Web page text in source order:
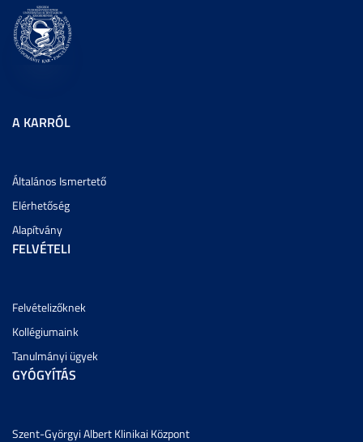
A KARRÓL
Általános Ismertető
Elérhetőség
Alapítvány
FELVÉTELI
Felvételizőknek
Kollégiumaink
Tanulmányi ügyek
GYÓGYÍTÁS
Szent-Györgyi Albert Klinikai Központ